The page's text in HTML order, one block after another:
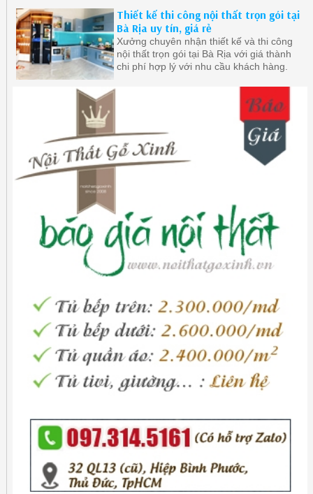
Thiết kế thi công nội thất trọn gói tại
Bà Rịa uy tín, giá rẻ
Xưởng chuyên nhận thiết kế và thi công
nội thất trọn gói tại Bà Rịa với giá thành
chi phí hợp lý với nhu cầu khách hàng.